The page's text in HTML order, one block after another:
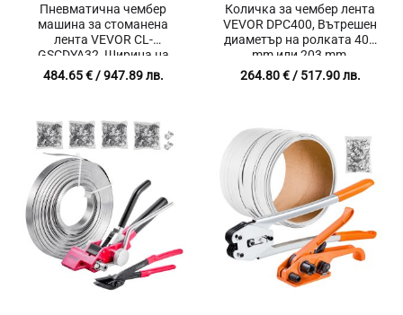
Пневматична чембер
машина за стоманена
лента VEVOR CL-
GSCDYA32, Ширина на
лентата 32 mm, Опън
8500N, Работно налягане
484.65€/ 947.89 лв.
Количка за чембер лента
VEVOR DPC400, Вътрешен
диаметър на ролката 406
mm или 203 mm,
Подходяща за PET, PP и
полиестерни ленти
264.80€/ 517.90 лв.